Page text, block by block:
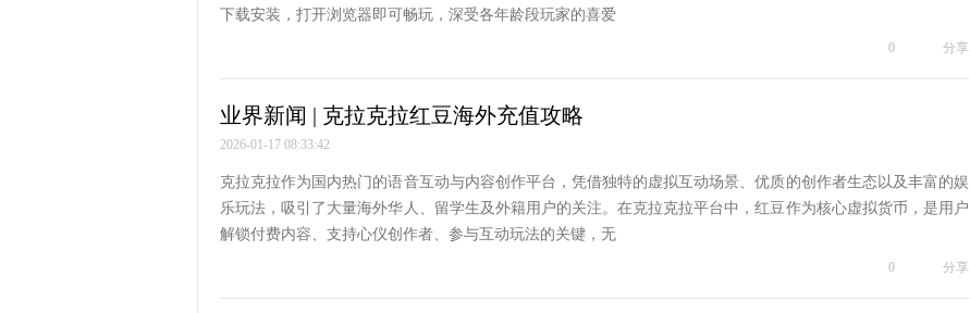
下载安装，打开浏览器即可畅玩，深受各年龄段玩家的喜爱
0 分享
业界新闻 | 克拉克拉红豆海外充值攻略
2026-01-17 08:33:42
克拉克拉作为国内热门的语音互动与内容创作平台，凭借独特的虚拟互动场景、优质的创作者生态以及丰富的娱
乐玩法，吸引了大量海外华人、留学生及外籍用户的关注。在克拉克拉平台中，红豆作为核心虚拟货币，是用户
解锁付费内容、支持心仪创作者、参与互动玩法的关键，无
0 分享